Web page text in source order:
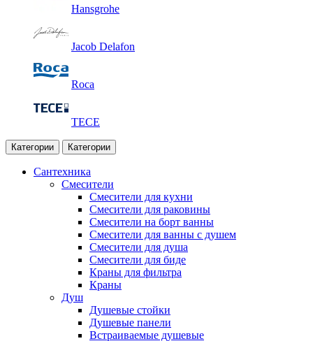
Hansgrohe
Jacob Delafon
Roca
TECE
Категории Категории
Сантехника
Смесители
Смесители для кухни
Смесители для раковины
Смесители на борт ванны
Смесители для ванны с душем
Смесители для душа
Смесители для биде
Краны для фильтра
Краны
Душ
Душевые стойки
Душевые панели
Встраиваемые душевые